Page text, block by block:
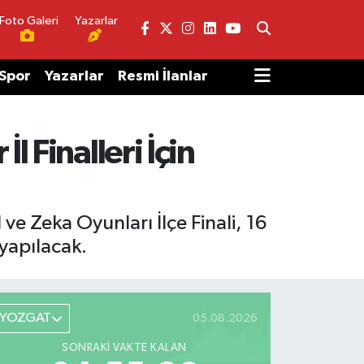
Foto Galeri Yazarlar
Yazarlar Resmi İlanlar
İl Finalleri İçin
Zeka Oyunları İlçe Finali, 16
YOZGAT 05.08.2026
SONRAKI VAKTE KALAN